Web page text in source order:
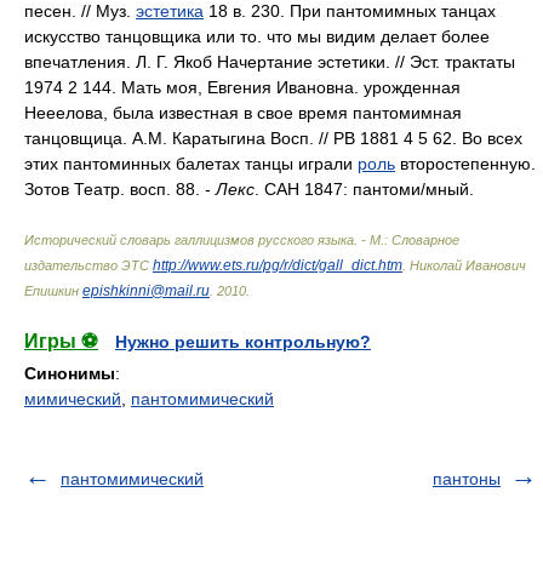
песен. // Муз. эстетика 18 в. 230. При пантомимных танцах
искусство танцовщика или то. что мы видим делает более
впечатления. Л. Г. Якоб Начертание эстетики. // Эст. трактаты
1974 2 144. Мать моя, Евгения Ивановна. урожденная
Нееелова, была известная в свое время пантомимная
танцовщица. А.М. Каратыгина Восп. // РВ 1881 4 5 62. Во всех
этих пантоминных балетах танцы играли роль второстепенную.
Зотов Театр. восп. 88. - Лекс . САН 1847: пантоми/мный.
Исторический словарь галлицизмов русского языка. - М.: Словарное
издательство ЭТС http://www.ets.ru/pg/r/dict/gall_dict.htm Николай Иванович
Епишкин epishkinni@mail.ru 2010
Игры ⚽
Нужно решить контрольную?
Синонимы:
мимический
пантомимический
пантомимический пантоны